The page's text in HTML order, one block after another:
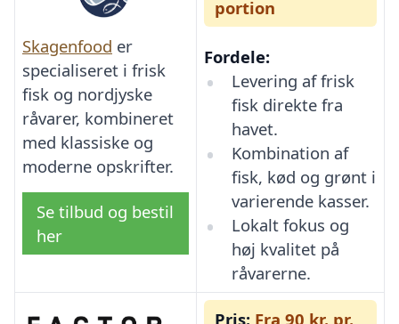
Skagenfood er
specialiseret i frisk
fisk og nordjyske
råvarer, kombineret
med klassiske og
moderne opskrifter.
Se tilbud og bestil
her
portion
Fordele:
Levering af frisk
fisk direkte fra
havet.
Kombination af
fisk, kød og grønt i
varierende kasser.
Lokalt fokus og
høj kvalitet på
råvarerne.
Pris: Fra 90 kr. pr.